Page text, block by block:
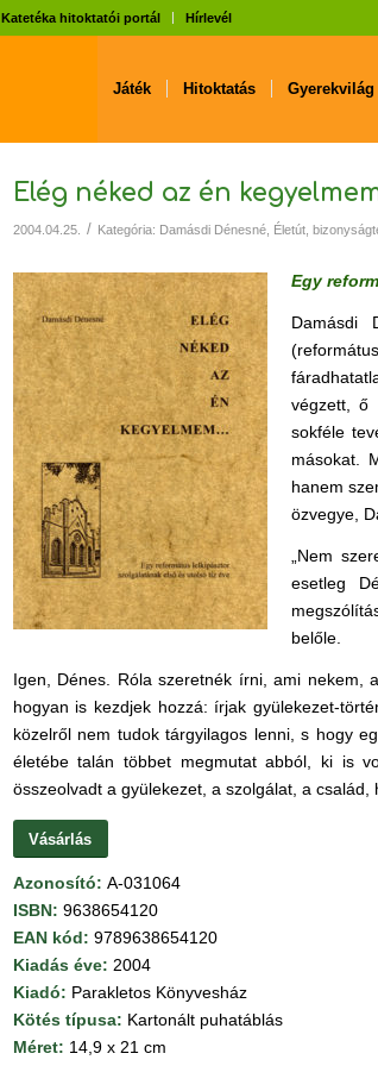
Katetéka hitoktatói portál Hírlevél
Játék Hitoktatás Gyerekvilág
Elég néked az én
2004.04.25. / Kategória: Damásdi Dénesné, Életút,
Egy
Damásdi
végzett, ő
sokféle
másokat.
hanem
özvegye,
„Nem
esetleg
belőle.
Igen, Dénes. Róla szeretnék írni, ami nekem,
hogyan is kezdjek hozzá: írjak gyülekezet-
közelről nem tudok tárgyilagos lenni, s hogy
életébe talán többet megmutat abból, ki is
összeolvadt a gyülekezet, a szolgálat, a
Vásárlás
Azonosító: A-031064
ISBN: 9638654120
EAN kód: 9789638654120
Kiadás éve: 2004
Kiadó: Parakletos Könyvesház
Kötés típusa: Kartonált puhatáblás
Méret: 14,9 x 21 cm